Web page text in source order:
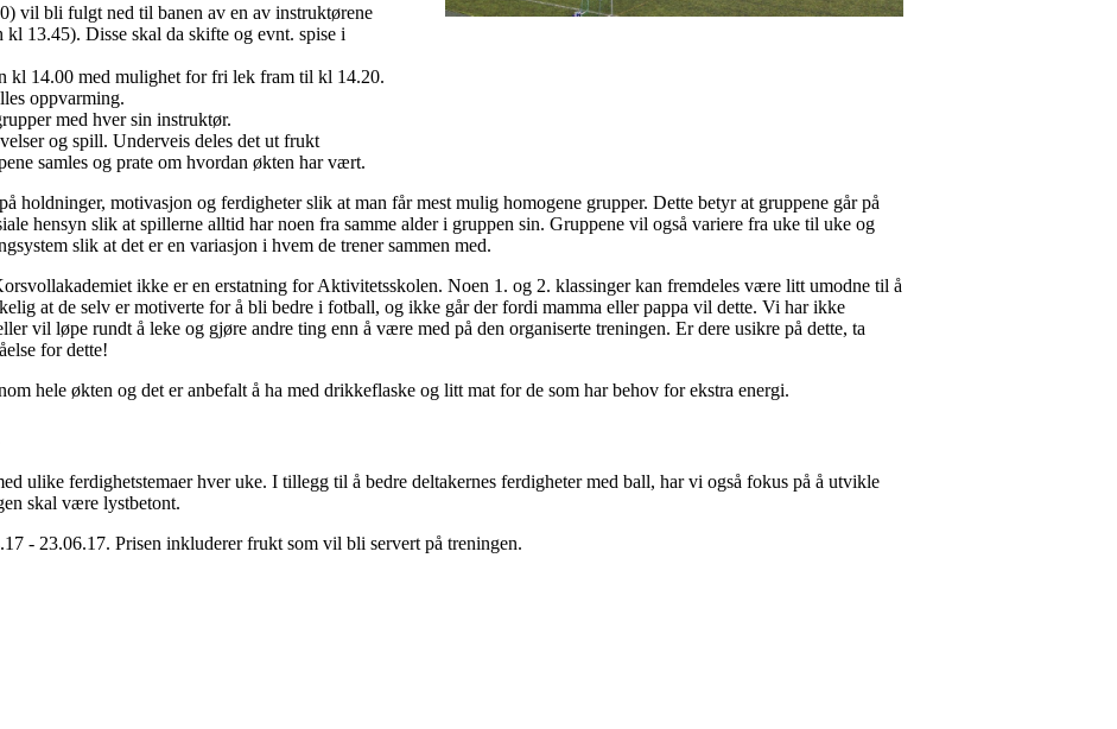
vil bli fulgt ned til banen av en av instruktørene
kl 13.45). Disse skal da skifte og evnt. spise i
kl 14.00 med mulighet for fri lek fram til kl 14.20.
oppvarming.
med hver sin instruktør.
og spill. Underveis deles det ut frukt
samles og prate om hvordan økten har vært.
holdninger, motivasjon og ferdigheter slik at man får mest mulig homogene grupper. Dette betyr at gruppene går på
hensyn slik at spillerne alltid har noen fra samme alder i gruppen sin. Gruppene vil også variere fra uke til uke og
slik at det er en variasjon i hvem de trener sammen med.
ikke er en erstatning for Aktivitetsskolen. Noen 1. og 2. klassinger kan fremdeles være litt umodne til å
at de selv er motiverte for å bli bedre i fotball, og ikke går der fordi mamma eller pappa vil dette. Vi har ikke
vil løpe rundt å leke og gjøre andre ting enn å være med på den organiserte treningen. Er dere usikre på dette, ta
for dette!
hele økten og det er anbefalt å ha med drikkeflaske og litt mat for de som har behov for ekstra energi.
ulike ferdighetstemaer hver uke. I tillegg til å bedre deltakernes ferdigheter med ball, har vi også fokus på å utvikle
skal være lystbetont.
- 23.06.17. Prisen inkluderer frukt som vil bli servert på treningen.